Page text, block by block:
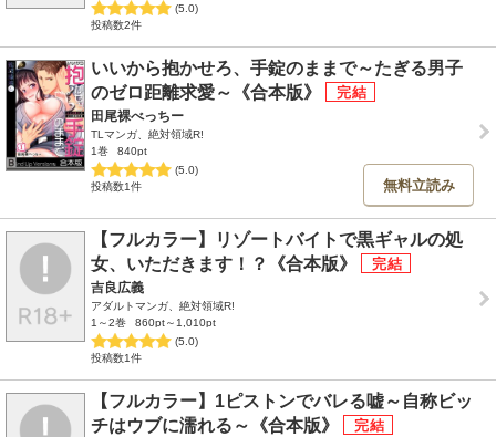
(5.0)
投稿数2件
いいから抱かせろ、手錠のままで～たぎる男子
のゼロ距離求愛～《合本版》
田尾裸べっちー
TLマンガ、絶対領域R!
1巻
840pt
(5.0)
投稿数1件
無料立読み
【フルカラー】リゾートバイトで黒ギャルの処
女、いただきます！？《合本版》
吉良広義
アダルトマンガ、絶対領域R!
1～2巻
860pt～1,010pt
(5.0)
投稿数1件
【フルカラー】1ピストンでバレる嘘～自称ビッ
チはウブに濡れる～《合本版》